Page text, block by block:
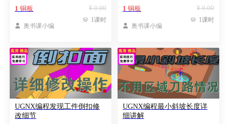
¥ 0.00
1 铜板
 奥书课小编
 1课时
¥ 0.00
1 铜板
 奥书课小编
 1课时
UGNX编程发现工件倒扣修
改细节
UGNX编程最小斜坡长度详
细讲解